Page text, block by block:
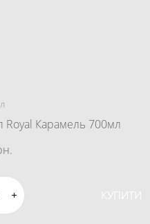
Royal Карамель 700мл
КУПИТИ